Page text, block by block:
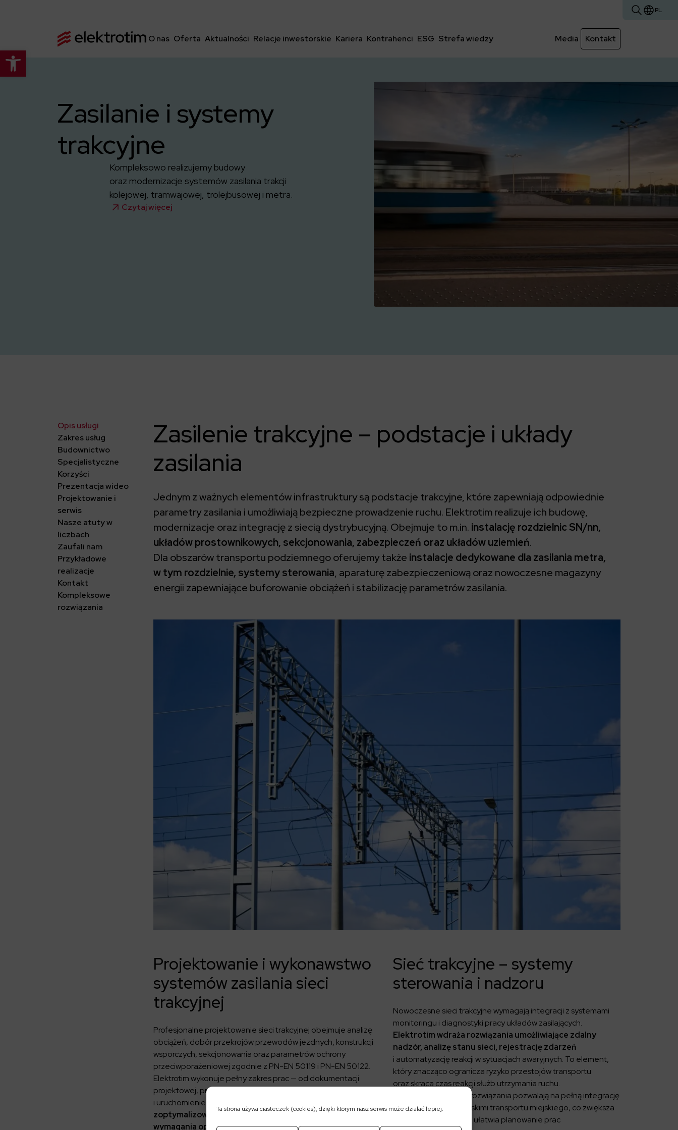
Otwórz pasek narzędzi
Ta strona używa ciasteczek (cookies), dzięki którym nasz serwis może działać lepiej.
PL
O nas Oferta Aktualności Relacje inwestorskie Kariera Kontrahenci ESG Strefa wiedzy Media Kontakt
Zasilanie i systemy
trakcyjne
Kompleksowo realizujemy budowy
oraz modernizacje systemów zasilania trakcji
kolejowej, tramwajowej, trolejbusowej i metra.
Czytaj więcej
Opis usługi
Zakres usług
Budownictwo
Specjalistyczne
Korzyści
Prezentacja wideo
Projektowanie i
serwis
Nasze atuty w
liczbach
Zaufali nam
Przykładowe
realizacje
Kontakt
Kompleksowe
rozwiązania
Zasilenie trakcyjne – podstacje i układy
zasilania
Jednym z ważnych elementów infrastruktury są podstacje trakcyjne, które zapewniają odpowiednie
parametry zasilania i umożliwiają bezpieczne prowadzenie ruchu. Elektrotim realizuje ich budowę,
modernizacje oraz integrację z siecią dystrybucyjną. Obejmuje to m.in. instalację rozdzielnic SN/nn,
układów prostownikowych, sekcjonowania, zabezpieczeń oraz układów uziemień.
Dla obszarów transportu podziemnego oferujemy także instalacje dedykowane dla zasilania metra,
w tym rozdzielnie, systemy sterowania, aparaturę zabezpieczeniową oraz nowoczesne magazyny
energii zapewniające buforowanie obciążeń i stabilizację parametrów zasilania.
Projektowanie i wykonawstwo
systemów zasilania sieci
trakcyjnej
Profesjonalne projektowanie sieci trakcyjnej obejmuje analizę
obciążeń, dobór przekrojów przewodów jezdnych, konstrukcji
wsporczych, sekcjonowania oraz parametrów ochrony
przeciwporażeniowej zgodnie z PN-EN 50119 i PN-EN 50122.
Elektrotim wykonuje pełny zakres prac — od dokumentacji
projektowej, przez dostawy komponentów, po montaż
i uruchomienie instalacji. Dzięki temu inwestor otrzymuje spójny,
zoptymalizowany system zasilania, który spełnia
wymagania operatorów transportu miejskiego
Sieć trakcyjne – systemy
sterowania i nadzoru
Nowoczesne sieci trakcyjne wymagają integracji z systemami
monitoringu i diagnostyki pracy układów zasilających.
Elektrotim wdraża rozwiązania umożliwiające zdalny
nadzór, analizę stanu sieci, rejestrację zdarzeń
i automatyzację reakcji w sytuacjach awaryjnych. To element,
który znacząco ogranicza ryzyko przestojów transportu
oraz skraca czas reakcji służb utrzymania ruchu.
Jednocześnie nasze rozwiązania pozwalają na pełną integrację
z systemami operatorskimi transportu miejskiego, co zwiększa
przejrzystość danych i ułatwia planowanie prac